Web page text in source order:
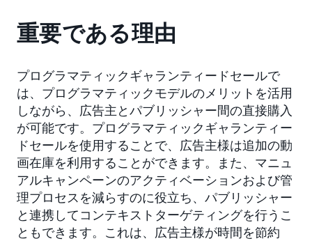
重要である理由
プログラマティックギャランティードセールで
は、プログラマティックモデルのメリットを活用
しながら、広告主とパブリッシャー間の直接購入
が可能です。プログラマティックギャランティー
ドセールを使用することで、広告主様は追加の動
画在庫を利用することができます。また、マニュ
アルキャンペーンのアクティベーションおよび管
理プロセスを減らすのに役立ち、パブリッシャー
と連携してコンテキストターゲティングを行うこ
ともできます。これは、広告主様が時間を節約